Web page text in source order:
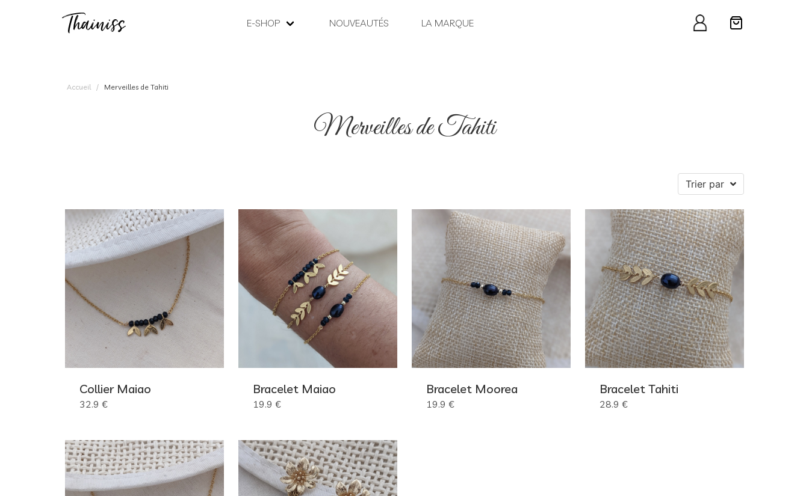
E-SHOP NOUVEAUTÉS LA MARQUE
Accueil Merveilles de Tahiti
Merveilles de Tahiti
Trier par
Collier Maiao
32.9 €
Bracelet Maiao
19.9 €
Bracelet Moorea
19.9 €
Bracelet Tahiti
28.9 €